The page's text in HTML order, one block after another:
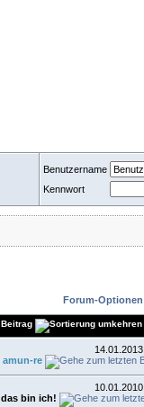
Benutzername
Kennwort
Forum-Optionen
14.01.2013
amun-re
10.01.2010
bin ich!